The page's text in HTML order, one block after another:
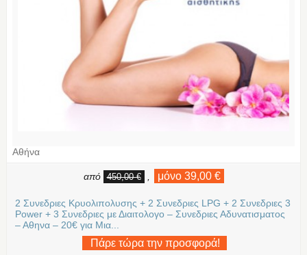
Αθήνα
από 450,00 € μόνο 39,00 €
2 Συνεδριες Κρυολιπολυσης + 2 Συνεδριες LPG + 2 Συνεδριες 3
Power + 3 Συνεδριες με Διαιτολογο – Συνεδριες Αδυνατισματος
– Αθηνα – 20€ για Μια...
Πάρε τώρα την προσφορά!